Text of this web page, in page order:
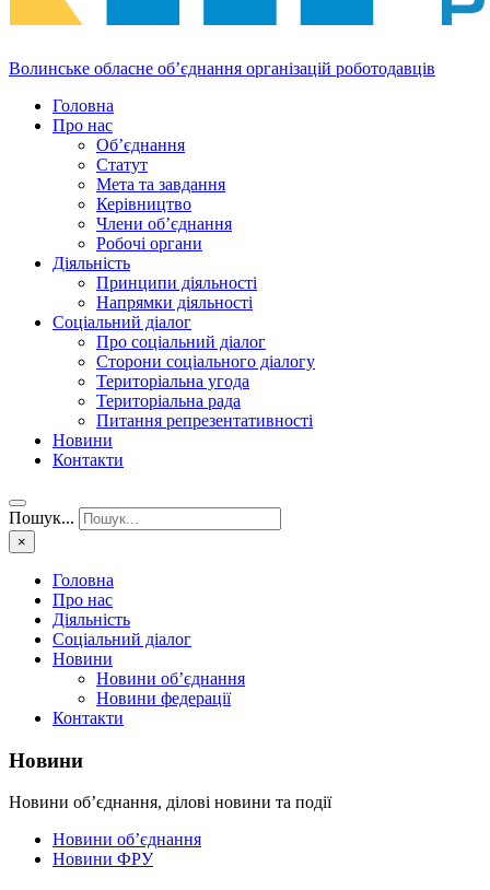
Волинське обласне об’єднання організацій роботодавців
Головна
Про нас
Об’єднання
Статут
Мета та завдання
Керівництво
Члени об’єднання
Робочі органи
Діяльність
Принципи діяльності
Напрямки діяльності
Соціальний діалог
Про соціальний діалог
Сторони соціального діалогу
Територіальна угода
Територіальна рада
Питання репрезентативності
Новини
Контакти
Пошук...
×
Головна
Про нас
Діяльність
Соціальний діалог
Новини
Новини об’єднання
Новини федерації
Контакти
Новини
Новини об’єднання, ділові новини та події
Новини об’єднання
Новини ФРУ